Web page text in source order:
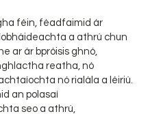
féin, féadfaimid ár
a athrú chun
ar ár bpróisis ghnó,
reatha, nó
nó rialála a léiriú.
an polasaí
seo a athrú,